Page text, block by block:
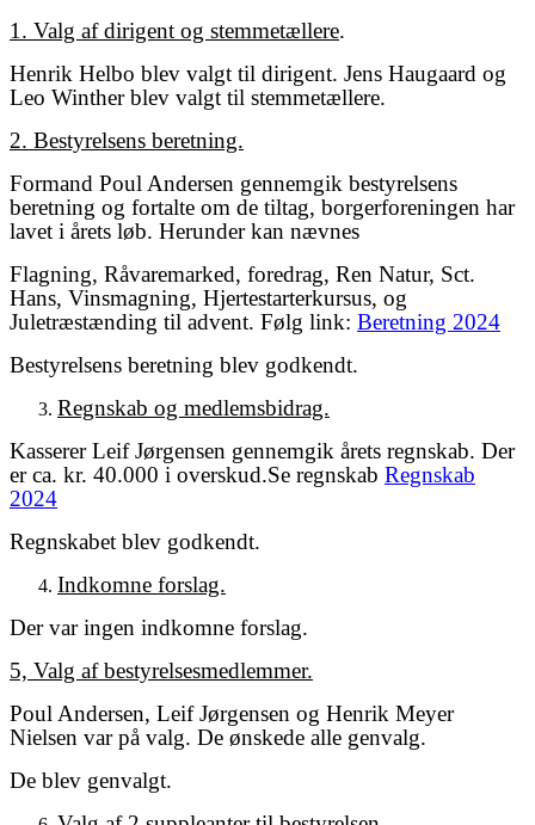
1. Valg af dirigent og stemmetællere.
Henrik Helbo blev valgt til dirigent. Jens Haugaard og
Leo Winther blev valgt til stemmetællere.
2. Bestyrelsens beretning.
Formand Poul Andersen gennemgik bestyrelsens
beretning og fortalte om de tiltag, borgerforeningen har
lavet i årets løb. Herunder kan nævnes
Flagning, Råvaremarked, foredrag, Ren Natur, Sct.
Hans, Vinsmagning, Hjertestarterkursus, og
Juletræstænding til advent. Følg link: Beretning 2024
Bestyrelsens beretning blev godkendt.
Regnskab og medlemsbidrag.
Kasserer Leif Jørgensen gennemgik årets regnskab. Der
er ca. kr. 40.000 i overskud.Se regnskab Regnskab
2024
Regnskabet blev godkendt.
Indkomne forslag.
Der var ingen indkomne forslag.
5, Valg af bestyrelsesmedlemmer.
Poul Andersen, Leif Jørgensen og Henrik Meyer
Nielsen var på valg. De ønskede alle genvalg.
De blev genvalgt.